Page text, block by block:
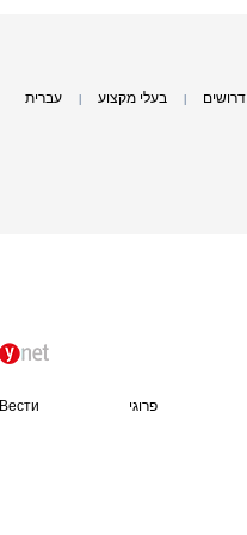
דרושים בעלי מקצוע עברית
פרוגי Вести